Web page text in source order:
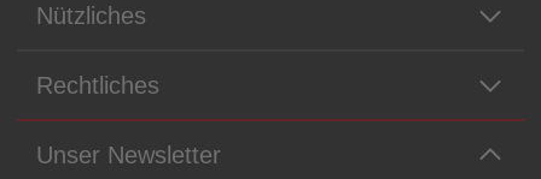
Nützliches
Rechtliches
Unser Newsletter